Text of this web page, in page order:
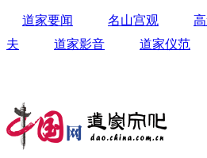
道家要闻 名山宫观
夫
道家影音 道家仪范